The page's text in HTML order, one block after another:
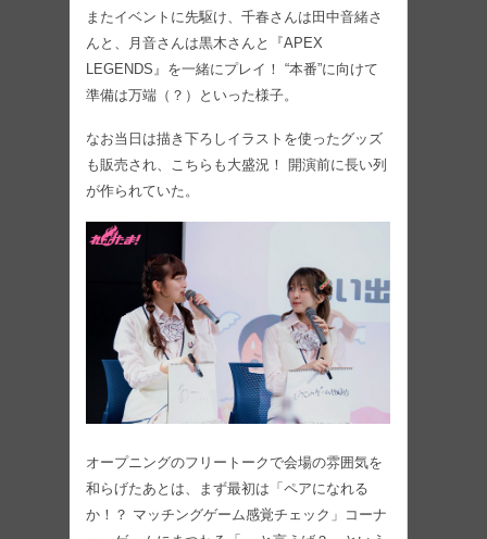
またイベントに先駆け、千春さんは田中音緒さ
んと、月音さんは黒木さんと『APEX
LEGENDS』を一緒にプレイ！ “本番”に向けて
準備は万端（？）といった様子。
なお当日は描き下ろしイラストを使ったグッズ
も販売され、こちらも大盛況！ 開演前に長い列
が作られていた。
オープニングのフリートークで会場の雰囲気を
和らげたあとは、まず最初は「ペアになれる
か！？ マッチングゲーム感覚チェック」コーナ